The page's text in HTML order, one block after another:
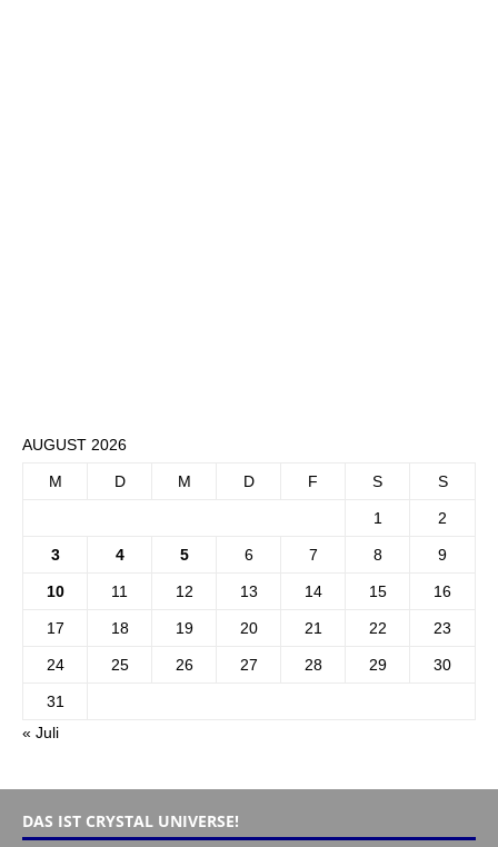
AUGUST 2026
M D M D F S S
1 2
3 4 5 6 7 8 9
10 11 12 13 14 15 16
17 18 19 20 21 22 23
24 25 26 27 28 29 30
31
« Juli
DAS IST CRYSTAL UNIVERSE!